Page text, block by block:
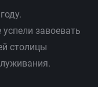
завоевать
столицы